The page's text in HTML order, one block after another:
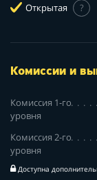
Открытая ?
Комиссии и
Комиссия 1-го
уровня
Комиссия 2-го
уровня
Доступна